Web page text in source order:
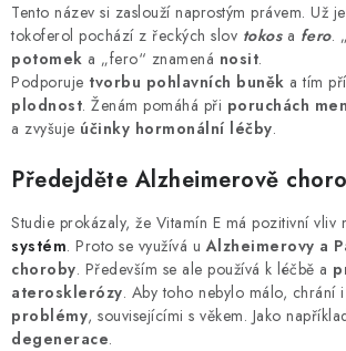
Tento název si zaslouží naprostým právem. Už
tokoferol pochází z řeckých slov tokosa fero.
potomek a „fero“ znamená nosit.
Podporuje tvorbu pohlavních buněk a tím
plodnost. Ženám pomáhá při poruchách
a zvyšuje účinky hormonální léčby.
Předejděte Alzheimerově
Studie prokázaly, že Vitamín E má pozitivní vliv
systém. Proto se využívá uAlzheimerovy a
choroby. Především se ale používá k léčbě a
aterosklerózy. Aby toho nebylo málo, chrání
problémy, souvisejícími s věkem. Jako
degenerace.